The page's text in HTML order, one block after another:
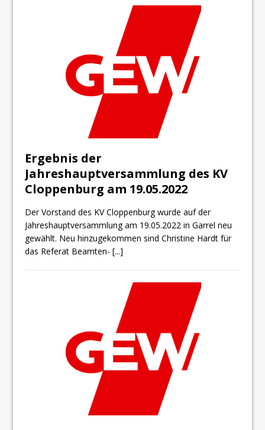
Ergebnis der
Jahreshauptversammlung des KV
Cloppenburg am 19.05.2022
Der Vorstand des KV Cloppenburg wurde auf der
Jahreshauptversammlung am 19.05.2022 in Garrel neu
gewählt. Neu hinzugekommen sind Christine Hardt für
das Referat Beamten-[...]